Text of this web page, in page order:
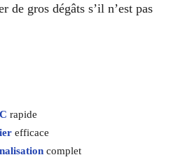
de gros dégâts s’il n’est pas
rapide
efficace
complet